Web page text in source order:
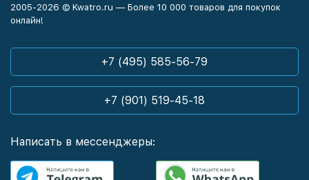
2005-2026 © Kwatro.ru — Более 10 000 товаров для покупок
онлайн!
+7 (495) 585-56-79
+7 (901) 519-45-18
Написать в мессенджеры: